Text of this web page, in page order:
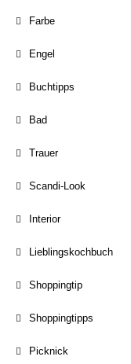
Farbe
Engel
Buchtipps
Bad
Trauer
Scandi-Look
Interior
Lieblingskochbuch
Shoppingtip
Shoppingtipps
Picknick